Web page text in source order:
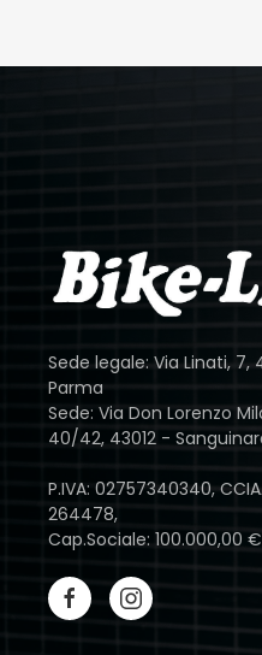
Sede legale: Via Linati, 7,
Parma
Sede: Via Don Lorenzo
40/42, 43012 -
P.IVA: 02757340340,
264478,
Cap.Sociale: 100.000,00 €